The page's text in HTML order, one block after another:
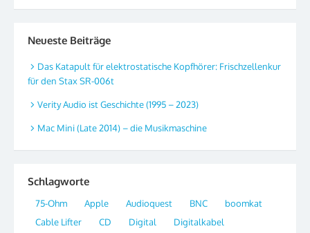
Neueste Beiträge
Das Katapult für elektrostatische Kopfhörer: Frischzellenkur
für den Stax SR-006t
Verity Audio ist Geschichte (1995 – 2023)
Mac Mini (Late 2014) – die Musikmaschine
Schlagworte
75-Ohm Apple Audioquest BNC
boomkat
Cable Lifter
CD Digital
Digitalkabel